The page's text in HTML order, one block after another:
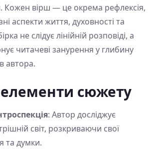
Кожен вірш — це окрема рефлексія,
аспекти життя, духовності та
не слідує лінійній розповіді, а
читачеві занурення у глибину
автора.
сюжету
: Автор досліджує
світ, розкриваючи свої
та думки.